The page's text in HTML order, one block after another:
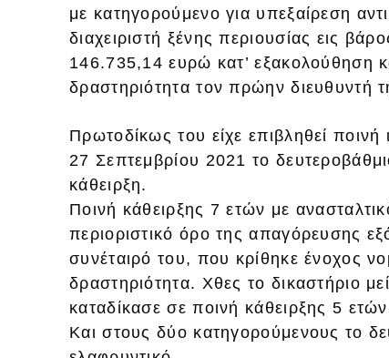
με κατηγορούμενο για υπεξαίρεση
διαχειριστή ξένης περιουσίας εις
146.735,14 ευρώ κατ’ εξακολούθηση
δραστηριότητα τον πρώην διευθυντή
Πρωτοδίκως του είχε επιβληθεί ποινή
27 Σεπτεμβρίου 2021 το
κάθειρξη.
Ποινή κάθειρξης 7 ετών με
περιοριστικό όρο της απαγόρευσης
συνέταιρό του, που κρίθηκε ένοχος
δραστηριότητα. Χθες το δικαστήριο
καταδίκασε σε ποινή κάθειρξης 5
Και στους δύο κατηγορούμενους το